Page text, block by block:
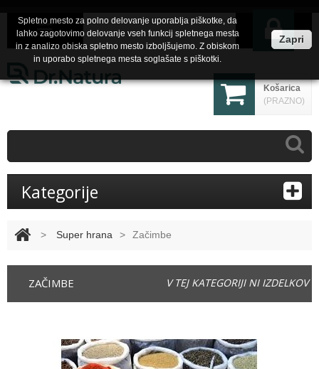
Košarica
(PRAZNO)
Kategorije
> Super hrana > Začimbe
ZAČIMBE V TEJ KATEGORIJI NI IZDELKOV
Spletno mesto za polno delovanje uporablja piškotke, da
lahko zagotovimo delovanje vseh funkcij spletnega mesta
in z analizo obiska spletno mesto izboljšujemo. Z obiskom
in uporabo spletnega mesta soglašate s piškotki.
Zapri